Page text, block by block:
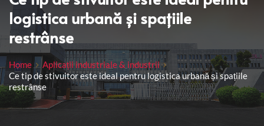
logistica urbană și spațiile
restrânse
Home
Aplicații industriale & industrii
Ce tip de stivuitor este ideal pentru logistica urbană și spațiile
restrânse